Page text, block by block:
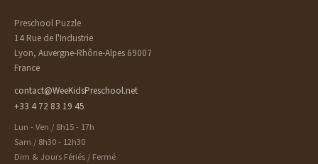
Preschool Puzzle
14 Rue de l'Industrie
Lyon, Auvergne-Rhône-Alpes 69007
France
contact@WeeKidsPreschool.net
+33 4 72 83 19 45
Lun - Ven / 8h15 - 17h
Sam / 8h30 - 12h30
Dim & Jours Fériés / Fermé